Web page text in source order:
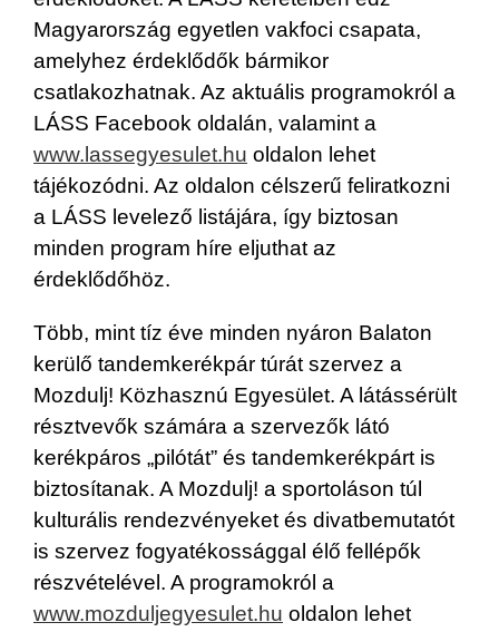
Magyarország egyetlen vakfoci csapata,
amelyhez érdeklődők bármikor
csatlakozhatnak. Az aktuális programokról a
LÁSS Facebook oldalán, valamint a
www.lassegyesulet.hu oldalon lehet
tájékozódni. Az oldalon célszerű feliratkozni
a LÁSS levelező listájára, így biztosan
minden program híre eljuthat az
érdeklődőhöz.
Több, mint tíz éve minden nyáron Balaton
kerülő tandemkerékpár túrát szervez a
Mozdulj! Közhasznú Egyesület. A látássérült
résztvevők számára a szervezők látó
kerékpáros „pilótát” és tandemkerékpárt is
biztosítanak. A Mozdulj! a sportoláson túl
kulturális rendezvényeket és divatbemutatót
is szervez fogyatékossággal élő fellépők
részvételével. A programokról a
www.mozduljegyesulet.hu oldalon lehet